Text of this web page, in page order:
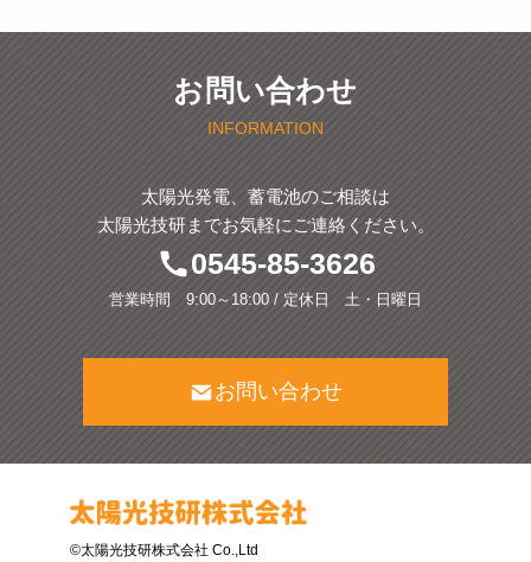
お問い合わせ
INFORMATION
太陽光発電、蓄電池のご相談は
太陽光技研までお気軽にご連絡ください。
0545-85-3626
営業時間 9:00～18:00 / 定休日 土・日曜日
お問い合わせ
©太陽光技研株式会社 Co.,Ltd